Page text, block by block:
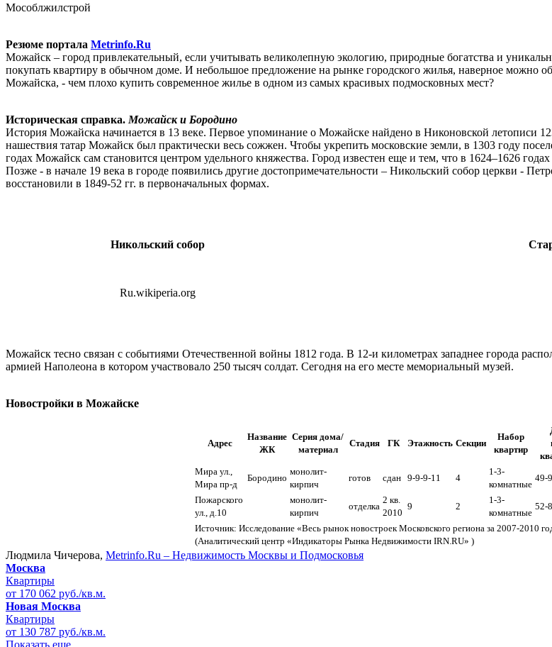
Мособлжилстрой
Резюме портала Metrinfo.Ru
Можайск – город привлекательный, если учитывать великолепную экологию, природные богатства и
покупать квартиру в обычном доме. И небольшое предложение на рынке городского жилья, наверное можно
Можайска, - чем плохо купить современное жилье в одном из самых красивых подмосковных мест?
Историческая справка. Можайск и Бородино
История Можайска начинается в 13 веке. Первое упоминание о Можайске найдено в Никоновской летописи
нашествия татар Можайск был практически весь сожжен. Чтобы укрепить московские земли, в 1303 году
годах Можайск сам становится центром удельного княжества. Город известен еще и тем, что в 1624–1626
Позже - в начале 19 века в городе появились другие достопримечательности – Никольский собор церкви -
восстановили в 1849-52 гг. в первоначальных формах.
Никольский собор
Ru.wikiperia.org
Можайск тесно связан с событиями Отечественной войны 1812 года. В 12-и километрах западнее города
армией Наполеона в котором участвовало 250 тысяч солдат. Сегодня на его месте мемориальный музей.
Новостройки в Можайске
Адрес
Название
ЖК
Серия дома/
материал
Стадия ГК Этажность Секции
Набор
квартир
Мира ул.,
Мира пр-д
Бородино
монолит-
кирпич
готов сдан 9-9-9-11 4
1-3-
комнатные
49-
Пожарского
ул., д.10
монолит-
кирпич
отделка
2 кв.
2010
9 2
1-3-
комнатные
52-
Источник: Исследование «Весь рынок новостроек Московского региона за 2007-2010
(Аналитический центр «Индикаторы Рынка Недвижимости IRN.RU» )
Людмила Чичерова, Metrinfo.Ru – Недвижимость Москвы и Подмосковья
Москва
Квартиры
от 170 062 руб./кв.м.
Новая Москва
Квартиры
от 130 787 руб./кв.м.
Показать еще